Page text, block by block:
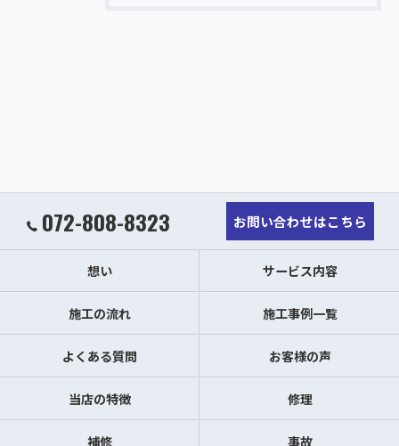
072-808-8323 お問い合わせはこちら
想い サービス内容
施工の流れ 施工事例一覧
よくある質問 お客様の声
当店の特徴 修理
補修 事故